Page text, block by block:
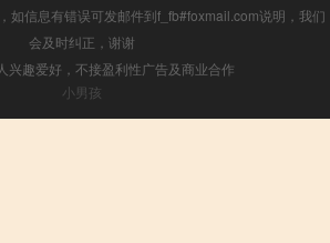
如信息有错误可发邮件到f_fb#foxmail.com说明，我们
会及时纠正，谢谢
兴趣爱好，不接盈利性广告及商业合作
小男孩